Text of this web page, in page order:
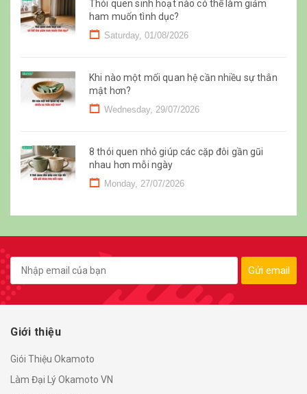
Thói quen sinh hoạt nào có thể làm giảm
ham muốn tình dục?
Saturday, 01/08/2026
Khi nào một mối quan hệ cần nhiều sự thân
mật hơn?
Wednesday, 29/07/2026
8 thói quen nhỏ giúp các cặp đôi gần gũi
nhau hơn mỗi ngày
Monday, 27/07/2026
Gửi email
Giới thiệu
Giói Thiệu Okamoto
Làm Đại Lý Okamoto VN